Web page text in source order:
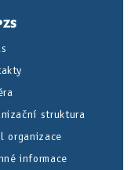
struktura
organizace
informace